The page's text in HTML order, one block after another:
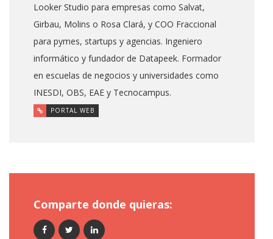
Looker Studio para empresas como Salvat,
Girbau, Molins o Rosa Clará, y COO Fraccional
para pymes, startups y agencias. Ingeniero
informático y fundador de Datapeek. Formador
en escuelas de negocios y universidades como
INESDI, OBS, EAE y Tecnocampus.
PORTAL WEB
Comparte donde quieras: